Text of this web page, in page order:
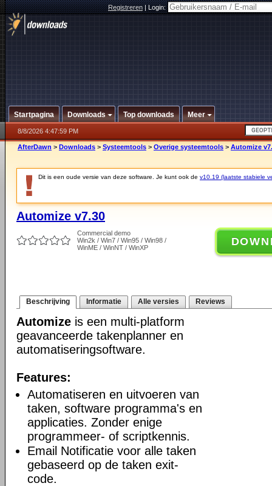
Registreren|Login:
Startpagina Downloads Top downloads Meer
8/8/2026 4:47:59 PM
AfterDawn > Downloads > Systeemtools > Overige systeemtools > Automize
Dit is een oude versie van deze software. Je kunt ook de v10.19 (laatste stabiele
Automize v7.30
Commercial demo
Win2k / Win7 / Win95 / Win98 /
WinME / WinNT / WinXP
Beschrijving Informatie Alle versies Reviews
Automize is een multi-platform
geavanceerde takenplanner en
automatiseringsoftware.
Features:
Automatiseren en uitvoeren van
taken, software programma's en
applicaties. Zonder enige
programmeer- of scriptkennis.
Email Notificatie voor alle taken
gebaseerd op de taken exit-
code.